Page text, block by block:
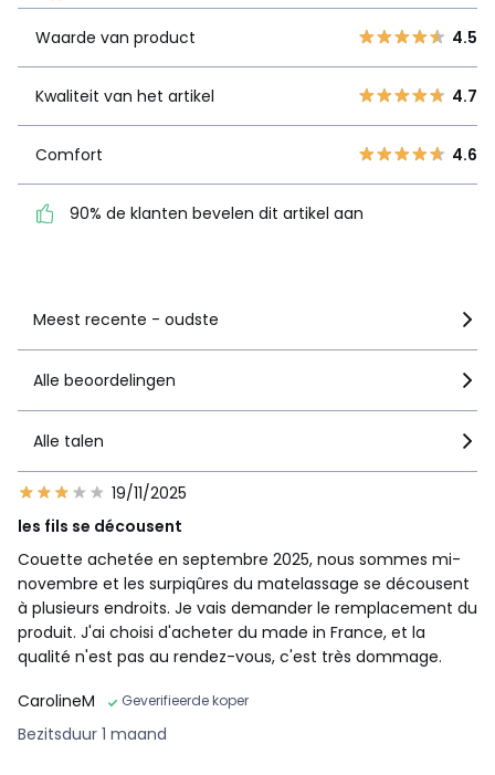
1
2 0
3
4 13
4.7
dit artikel aan
Waarde van product 4.5
Kwaliteit van het artikel 4.7
Comfort 4.6
90% de klanten bevelen dit artikel aan
Meest recente - oudste
Alle beoordelingen
Alle talen
19/11/2025
les fils se décousent
Couette achetée en septembre 2025, nous sommes mi-
novembre et les surpiqûres du matelassage se décousent
à plusieurs endroits. Je vais demander le remplacement du
produit. J'ai choisi d'acheter du made in France, et la
qualité n'est pas au rendez-vous, c'est très dommage.
CarolineM
Geverifieerde koper
Bezitsduur 1 maand